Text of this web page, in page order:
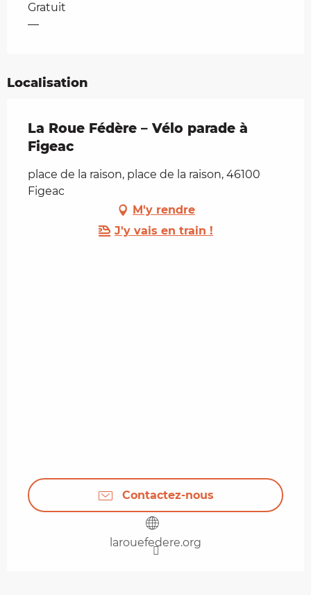
Tarifs 2026
Gratuit
—
Localisation
La Roue Fédère – Vélo parade à
Figeac
place de la raison, place de la raison, 46100
Figeac
M'y rendre
J'y vais en train !
Contactez-nous
larouefedere.org